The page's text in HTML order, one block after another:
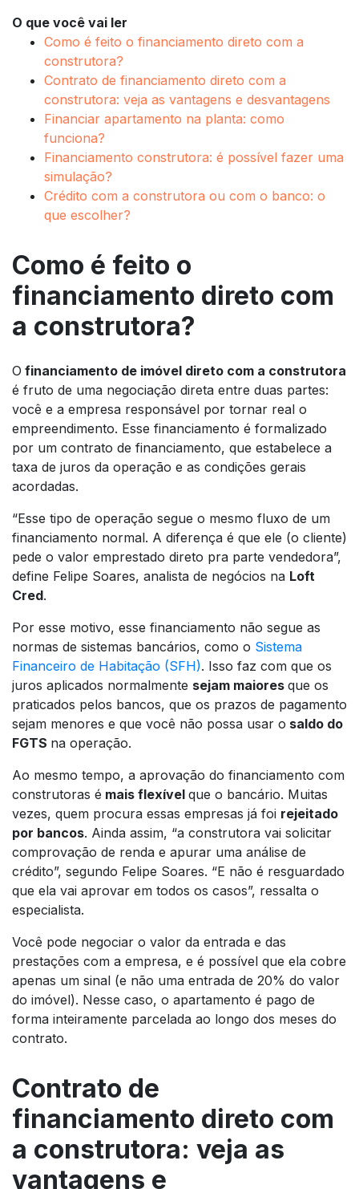
O que você vai ler
Como é feito o financiamento direto com a
construtora?
Contrato de financiamento direto com a
construtora: veja as vantagens e desvantagens
Financiar apartamento na planta: como
funciona?
Financiamento construtora: é possível fazer uma
simulação?
Crédito com a construtora ou com o banco: o
que escolher?
Como é feito o
financiamento direto com
a construtora?
O financiamento de imóvel direto com a construtora
é fruto de uma negociação direta entre duas partes:
você e a empresa responsável por tornar real o
empreendimento. Esse financiamento é formalizado
por um contrato de financiamento, que estabelece a
taxa de juros da operação e as condições gerais
acordadas.
“Esse tipo de operação segue o mesmo fluxo de um
financiamento normal. A diferença é que ele (o cliente)
pede o valor emprestado direto pra parte vendedora”,
define Felipe Soares, analista de negócios na Loft
Cred.
Por esse motivo, esse financiamento não segue as
normas de sistemas bancários, como o Sistema
Financeiro de Habitação (SFH). Isso faz com que os
juros aplicados normalmente sejam maiores que os
praticados pelos bancos, que os prazos de pagamento
sejam menores e que você não possa usar o saldo do
FGTS na operação.
Ao mesmo tempo, a aprovação do financiamento com
construtoras é mais flexível que o bancário. Muitas
vezes, quem procura essas empresas já foi rejeitado
por bancos. Ainda assim, “a construtora vai solicitar
comprovação de renda e apurar uma análise de
crédito”, segundo Felipe Soares. “E não é resguardado
que ela vai aprovar em todos os casos”, ressalta o
especialista.
Você pode negociar o valor da entrada e das
prestações com a empresa, e é possível que ela cobre
apenas um sinal (e não uma entrada de 20% do valor
do imóvel). Nesse caso, o apartamento é pago de
forma inteiramente parcelada ao longo dos meses do
contrato.
Contrato de
financiamento direto com
a construtora: veja as
vantagens e